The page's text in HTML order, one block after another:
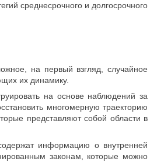
среднесрочного и долгосрочного
на первый взгляд, случайное
их динамику.
на основе наблюдений за
многомерную траекторию
представляют собой области в
информацию о внутренней
законам, которые можно